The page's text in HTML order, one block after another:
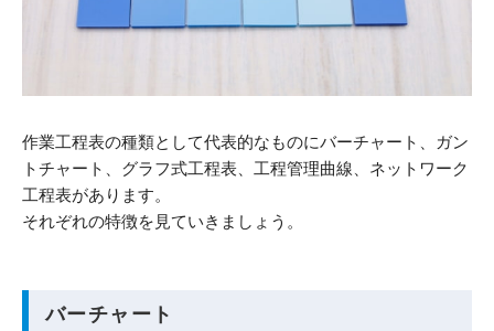
作業工程表の種類として代表的なものにバーチャート、ガン
トチャート、グラフ式工程表、工程管理曲線、ネットワーク
工程表があります。
それぞれの特徴を見ていきましょう。
バーチャート